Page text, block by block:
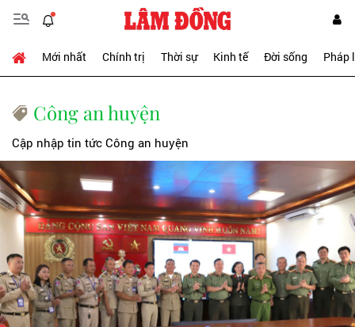
Mới nhất Chính trị Thời sự Kinh tế Đời sống Pháp
Công an huyện
Cập nhập tin tức Công an huyện